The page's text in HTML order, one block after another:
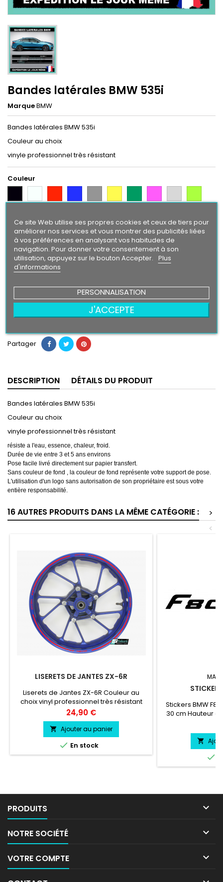
Bandes latérales BMW 535i
MarqueBMW
Bandes latérales BMW 535i
Couleur au choix
vinyle professionnel très résistant
Couleur
ArgentCitron
Intense
Finition
Brillant
Mat
39,90 €
 Ajouter au panier
Partager
DESCRIPTION DÉTAILS DU PRODUIT
Bandes latérales BMW 535i
Couleur au choix
vinyle professionnel très résistant
résiste a l'eau, essence, chaleur, froid.
Durée de vie entre 3 et 5 ans environs
Pose facile livré directement sur papier transfert.
Sans couleur de fond , la couleur de fond représente votre support de pose.
L'utilisation d'un logo sans autorisation de son propriétaire est sous votre
entière responsabilité.
16 AUTRES PRODUITS DANS LA MÊME CATÉGORIE :
>
<
LISERETS DE JANTES ZX-6R
Liserets de Jantes ZX-6R Couleur au
choix vinyl professionnel très résistant
Prix
24,90 €
 Ajouter au panier
 En stock
Stickers BMW
30 cm Hauteur
l'eau,


PRODUITS 
NOTRE SOCIÉTÉ 
VOTRE COMPTE 
Ce site Web utilise ses propres cookies et ceux de tiers pour
améliorer nos services et vous montrer des publicités liées
à vos préférences en analysant vos habitudes de
navigation. Pour donner votre consentement à son
utilisation, appuyez sur le bouton Accepter. Plus
d'informations
PERSONNALISATION
J'ACCEPTE